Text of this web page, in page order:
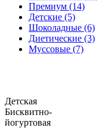
Премиум (14)
Детские (5)
Шоколадные (6)
Диетические (3)
Муссовые (7)
Детская
Бисквитно-
йогуртовая